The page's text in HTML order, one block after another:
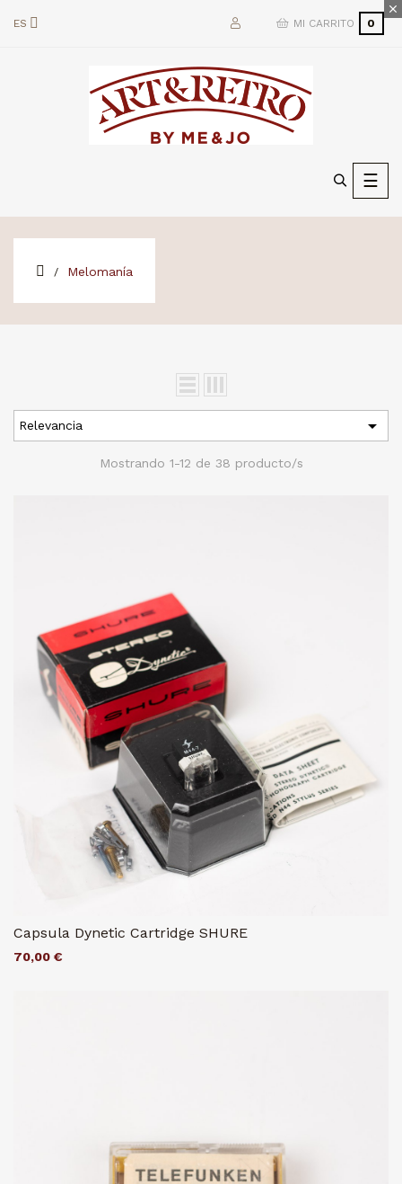
ES MI CARRITO 0
de
☰
Melomanía
Relevancia 
Mostrando 1-12 de 38 producto/s
Capsula Dynetic Cartridge SHURE
70,00 €